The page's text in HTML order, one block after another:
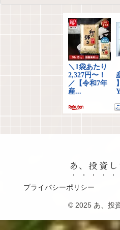
あ、投資
プライバシーポリシー
© 2025 あ、投